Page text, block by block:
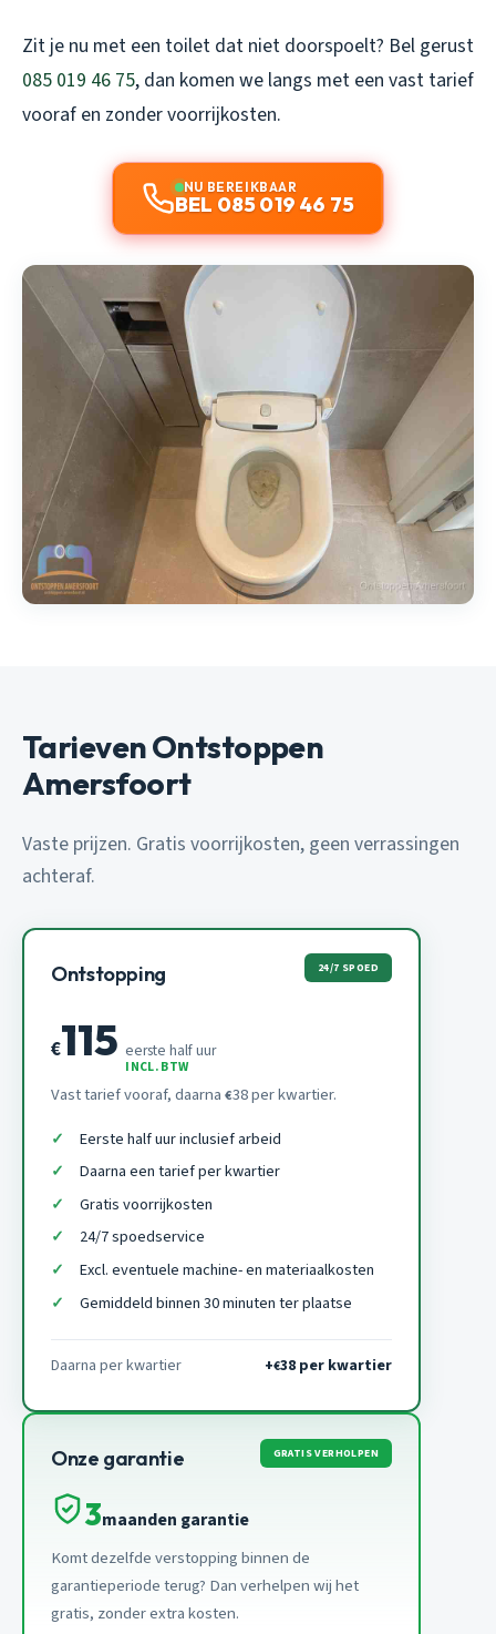
Zit je nu met een toilet dat niet doorspoelt? Bel gerust
085 019 46 75, dan komen we langs met een vast tarief
vooraf en zonder voorrijkosten.
NU BEREIKBAAR
BEL 085 019 46 75
Tarieven Ontstoppen
Amersfoort
Vaste prijzen. Gratis voorrijkosten, geen verrassingen
achteraf.
Ontstopping 24/7 SPOED
€115 eerste half uur
INCL. BTW
Vast tarief vooraf, daarna €38 per kwartier.
Eerste half uur inclusief arbeid
Daarna een tarief per kwartier
Gratis voorrijkosten
24/7 spoedservice
Excl. eventuele machine- en materiaalkosten
Gemiddeld binnen 30 minuten ter plaatse
Daarna per kwartier +€38 per kwartier
Onze garantie GRATIS VERHOLPEN
3maanden garantie
Komt dezelfde verstopping binnen de
garantieperiode terug? Dan verhelpen wij het
gratis, zonder extra kosten.